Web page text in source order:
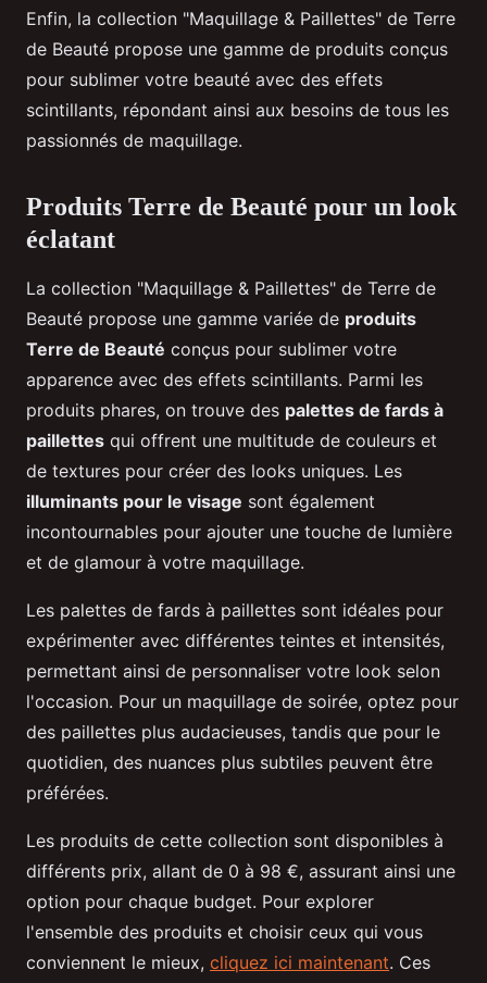
Enfin, la collection "Maquillage & Paillettes" de Terre
de Beauté propose une gamme de produits conçus
pour sublimer votre beauté avec des effets
scintillants, répondant ainsi aux besoins de tous les
passionnés de maquillage.
Produits Terre de Beauté pour un look
éclatant
La collection "Maquillage & Paillettes" de Terre de
Beauté propose une gamme variée de produits
Terre de Beauté conçus pour sublimer votre
apparence avec des effets scintillants. Parmi les
produits phares, on trouve des palettes de fards à
paillettes qui offrent une multitude de couleurs et
de textures pour créer des looks uniques. Les
illuminants pour le visage sont également
incontournables pour ajouter une touche de lumière
et de glamour à votre maquillage.
Les palettes de fards à paillettes sont idéales pour
expérimenter avec différentes teintes et intensités,
permettant ainsi de personnaliser votre look selon
l'occasion. Pour un maquillage de soirée, optez pour
des paillettes plus audacieuses, tandis que pour le
quotidien, des nuances plus subtiles peuvent être
préférées.
Les produits de cette collection sont disponibles à
différents prix, allant de 0 à 98 €, assurant ainsi une
option pour chaque budget. Pour explorer
l'ensemble des produits et choisir ceux qui vous
conviennent le mieux, cliquez ici maintenant. Ces